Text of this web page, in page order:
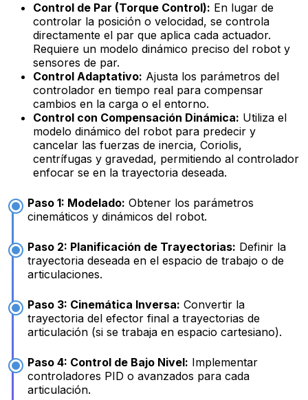
Control de Par (Torque Control): En lugar de
controlar la posición o velocidad, se controla
directamente el par que aplica cada actuador.
Requiere un modelo dinámico preciso del robot y
sensores de par.
Control Adaptativo: Ajusta los parámetros del
controlador en tiempo real para compensar
cambios en la carga o el entorno.
Control con Compensación Dinámica: Utiliza el
modelo dinámico del robot para predecir y
cancelar las fuerzas de inercia, Coriolis,
centrífugas y gravedad, permitiendo al controlador
enfocar se en la trayectoria deseada.
Paso 1: Modelado: Obtener los parámetros
cinemáticos y dinámicos del robot.
Paso 2: Planificación de Trayectorias: Definir la
trayectoria deseada en el espacio de trabajo o de
articulaciones.
Paso 3: Cinemática Inversa: Convertir la
trayectoria del efector final a trayectorias de
articulación (si se trabaja en espacio cartesiano).
Paso 4: Control de Bajo Nivel: Implementar
controladores PID o avanzados para cada
articulación.